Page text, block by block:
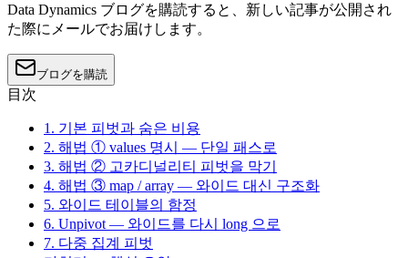
Data Dynamics ブログを購読すると、新しい記事が公開され
た際にメールでお届けします。
ブログを購読
目次
1. 기본 피벗과 숨은 비용
2. 해법 ① values 명시 — 단일 패스로
3. 해법 ② 고카디널리티 피벗을 막기
4. 해법 ③ map / array — 와이드 대신 구조화
5. 와이드 테이블의 함정
6. Unpivot — 와이드를 다시 long 으로
7. 다중 집계 피벗